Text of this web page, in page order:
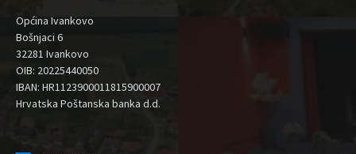
Općina Ivankovo
Bošnjaci 6
32281 Ivankovo
OIB: 20225440050
IBAN: HR1123900011815900007
Hrvatska Poštanska banka d.d.